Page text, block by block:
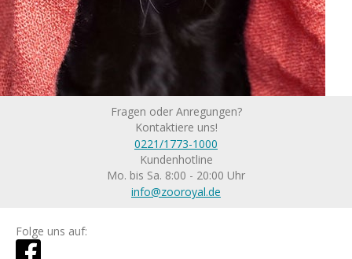
Fragen oder Anregungen?
Kontaktiere uns!
0221/1773-1000
Kundenhotline
Mo. bis Sa. 8:00 - 20:00 Uhr
info@zooroyal.de
Folge uns auf: